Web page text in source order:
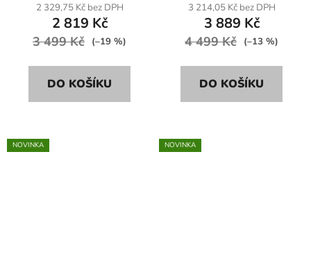
2 329,75 Kč bez DPH
2 819 Kč
3 499 Kč (–19 %)
DO KOŠÍKU
3 214,05 Kč bez DPH
3 889 Kč
4 499 Kč (–13 %)
DO KOŠÍKU
NOVINKA NOVINKA